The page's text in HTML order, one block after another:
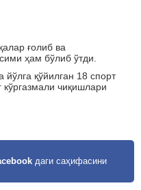
ғолиб ва
ҳам бўлиб ўтди.
қўйилган 18 спорт
кўргазмали чиқишлари
даги саҳифасини